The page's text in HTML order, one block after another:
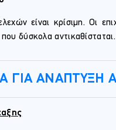
είναι κρίσιμη. Οι
δύσκολα αντικαθίσταται.
ΓΙΑ ΑΝΑΠΤΥΞΗ